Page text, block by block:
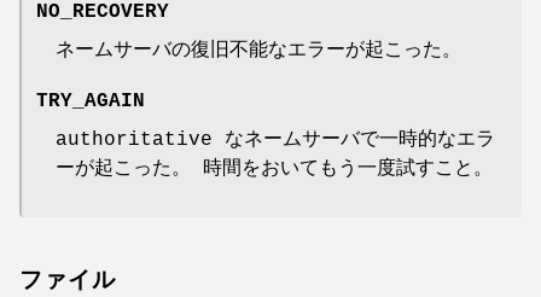
NO_RECOVERY
ネームサーバの復旧不能なエラーが起こった。
TRY_AGAIN
authoritative なネームサーバで一時的なエラ
ーが起こった。 時間をおいてもう一度試すこと。
ファイル